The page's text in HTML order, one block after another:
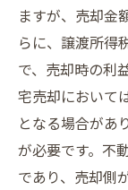
ますが、売却金
らに、譲渡所得
で、売却時の利
宅売却において
となる場合があ
が必要です。不
であり、売却側